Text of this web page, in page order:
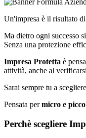
Un'impresa è il risultato
Ma dietro ogni successo
Senza una protezione
Impresa Protetta è
attività, anche al
Sarai sempre tu a
Pensata permicro e
Perchè scegliere